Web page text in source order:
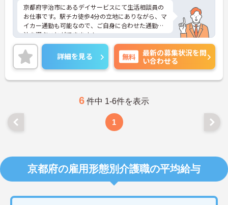
京都府宇治市にあるデイサービスにて生活相談員の
お仕事です。駅チカ徒歩4分の立地にありながら、マ
イカー通勤も可能なので、ご自身に合わせた通勤方
法を選ぶことができます！
ご興味ある方には、面接対策ポイントなど、さらに
詳細をお話しいたしますのでお気軽にご相談くださ
い。
詳細を見る 無料
最新の募集状況を問
い合わせる
6 件中 1-6件を表示
1
京都府の雇用形態別介護職の平均給与